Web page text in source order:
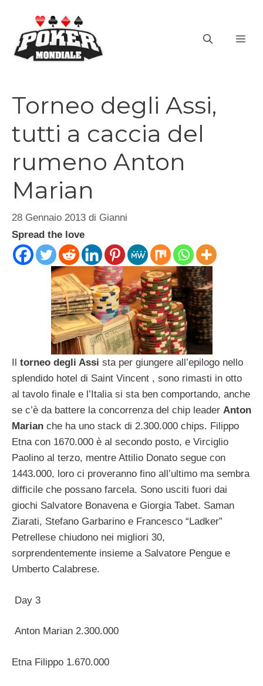
contenuto
Torneo degli Assi,
tutti a caccia del
rumeno Anton
Marian
28 Gennaio 2013 di Gianni
Spread the love
Il torneo degli Assi sta per giungere all’epilogo nello
splendido hotel di Saint Vincent , sono rimasti in otto
al tavolo finale e l’Italia si sta ben comportando, anche
se c’è da battere la concorrenza del chip leader Anton
Marian che ha uno stack di 2.300.000 chips. Filippo
Etna con 1670.000 è al secondo posto, e Virciglio
Paolino al terzo, mentre Attilio Donato segue con
1443.000, loro ci proveranno fino all’ultimo ma sembra
difficile che possano farcela. Sono usciti fuori dai
giochi Salvatore Bonavena e Giorgia Tabet. Saman
Ziarati, Stefano Garbarino e Francesco “Ladker”
Petrellese chiudono nei migliori 30,
sorprendentemente insieme a Salvatore Pengue e
Umberto Calabrese.
Day 3
Anton Marian 2.300.000
Etna Filippo 1.670.000